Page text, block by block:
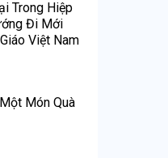
Trong Hiệp
Đi Mới
Việt Nam
Món Quà